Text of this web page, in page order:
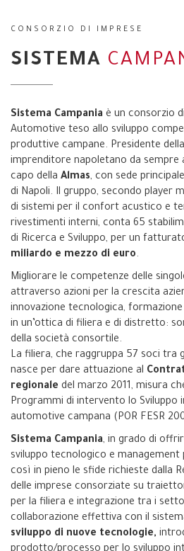
CONSORZIO DI IMPRESE
SISTEMA
Sistema Campania è un consorzio
Automotive teso allo sviluppo
produttive campane. Presidente
imprenditore napoletano da
capo della Almas, con sede
di Napoli. Il gruppo, secondo player
di sistemi per il confort acustico e
rivestimenti interni, conta 65
di Ricerca e Sviluppo, per un
miliardo e mezzo di euro.
Migliorare le competenze delle
attraverso azioni per la crescita
innovazione tecnologica,
in un’ottica di filiera e di distretto:
della società consortile.
La filiera, che raggruppa 57 soci tra
nasce per dare attuazione al
regionale del marzo 2011, misura
Programmi di intervento lo Sviluppo
automotive campana (POR FESR
Sistema Campania, in grado di
sviluppo tecnologico e management
così in pieno le sfide richieste dalla
delle imprese consorziate su
per la filiera e integrazione tra i
collaborazione effettiva con il
sviluppo di nuove tecnologie,